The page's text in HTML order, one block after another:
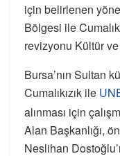
için belirlenen
Bölgesi ile
revizyonu Kültür ve
Bursa’nın Sultan
Cumalıkızık ile
alınması için
Alan Başkanlığı,
Neslihan